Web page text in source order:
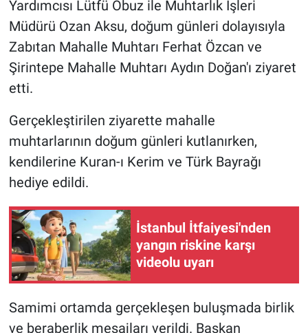
Yardımcısı Lütfü Obuz ile Muhtarlık İşleri
Müdürü Ozan Aksu, doğum günleri dolayısıyla
Zabıtan Mahalle Muhtarı Ferhat Özcan ve
Şirintepe Mahalle Muhtarı Aydın Doğan'ı ziyaret
etti.
Gerçekleştirilen ziyarette mahalle
muhtarlarının doğum günleri kutlanırken,
kendilerine Kuran-ı Kerim ve Türk Bayrağı
hediye edildi.
İstanbul İtfaiyesi'nden
yangın riskine karşı
videolu uyarı
Samimi ortamda gerçekleşen buluşmada birlik
ve beraberlik mesajları verildi. Başkan